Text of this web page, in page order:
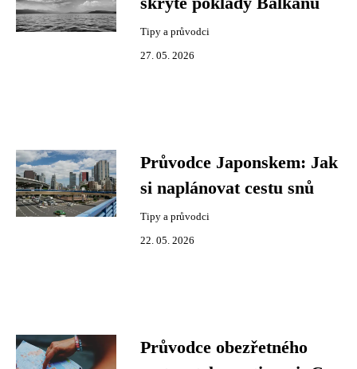
Tipy a průvodci
27. 05. 2026
Průvodce Japonskem: Jak
si naplánovat cestu snů
Tipy a průvodci
22. 05. 2026
Průvodce obezřetného